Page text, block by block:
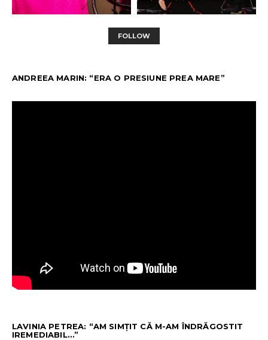
FOLLOW
ANDREEA MARIN: “ERA O PRESIUNE PREA MARE”
LAVINIA PETREA: “AM SIMȚIT CĂ M-AM ÎNDRĂGOSTIT
IREMEDIABIL…”